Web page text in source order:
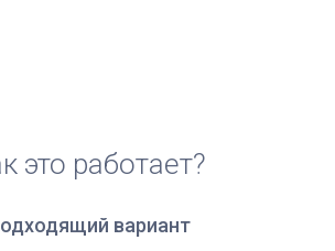
это работает?
вариант